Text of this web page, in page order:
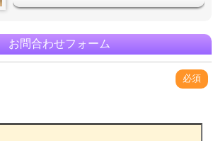
お問合わせフォーム
必須